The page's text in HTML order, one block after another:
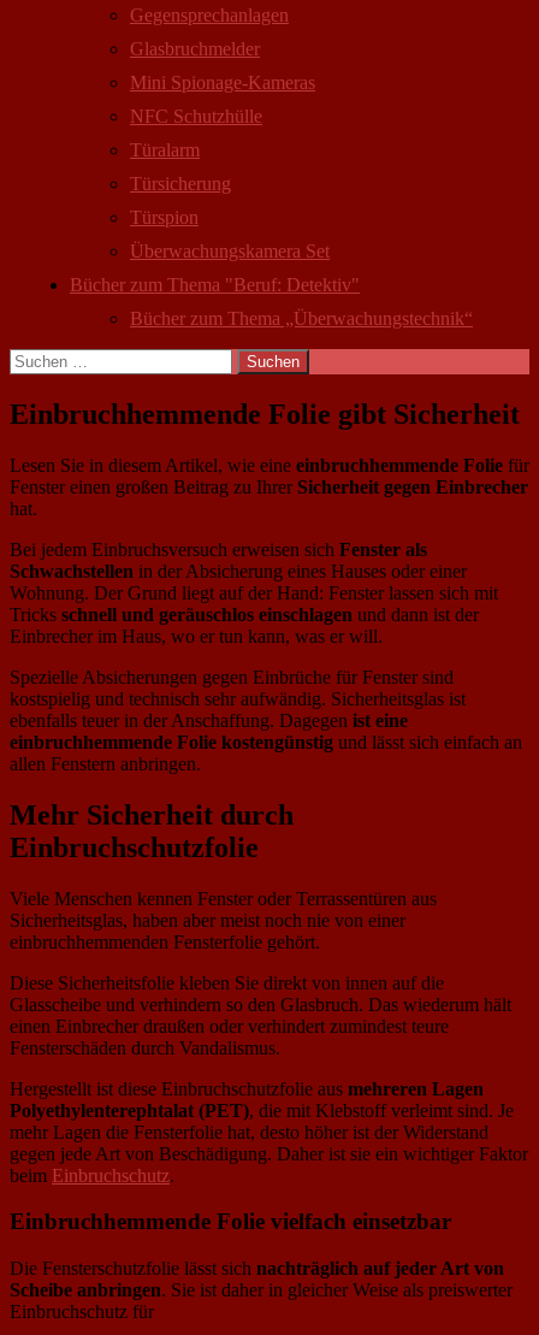
Gegensprechanlagen
Glasbruchmelder
Mini Spionage-Kameras
NFC Schutzhülle
Türalarm
Türsicherung
Türspion
Überwachungs­kamera Set
Bücher zum Thema "Beruf: Detektiv"
Bücher zum Thema „Überwachungstechnik“
Suchen
nach:
Einbruchhemmende Folie gibt Sicherheit
Lesen Sie in diesem Artikel, wie eine einbruchhemmende Folie für
Fenster einen großen Beitrag zu Ihrer Sicherheit gegen Einbrecher
hat.
Bei jedem Einbruchsversuch erweisen sich Fenster als
Schwachstellen in der Absicherung eines Hauses oder einer
Wohnung. Der Grund liegt auf der Hand: Fenster lassen sich mit
Tricks schnell und geräuschlos einschlagen und dann ist der
Einbrecher im Haus, wo er tun kann, was er will.
Spezielle Absicherungen gegen Einbrüche für Fenster sind
kostspielig und technisch sehr aufwändig. Sicherheitsglas ist
ebenfalls teuer in der Anschaffung. Dagegen ist eine
einbruchhemmende Folie kostengünstig und lässt sich einfach an
allen Fenstern anbringen.
Mehr Sicherheit durch
Einbruchschutzfolie
Viele Menschen kennen Fenster oder Terrassentüren aus
Sicherheitsglas, haben aber meist noch nie von einer
einbruchhemmenden Fensterfolie gehört.
Diese Sicherheitsfolie kleben Sie direkt von innen auf die
Glasscheibe und verhindern so den Glasbruch. Das wiederum hält
einen Einbrecher draußen oder verhindert zumindest teure
Fensterschäden durch Vandalismus.
Hergestellt ist diese Einbruchschutzfolie aus mehreren Lagen
Polyethylenterephtalat (PET), die mit Klebstoff verleimt sind. Je
mehr Lagen die Fensterfolie hat, desto höher ist der Widerstand
gegen jede Art von Beschädigung. Daher ist sie ein wichtiger Faktor
beim Einbruchschutz.
Einbruchhemmende Folie vielfach einsetzbar
Die Fensterschutzfolie lässt sich nachträglich auf jeder Art von
Scheibe anbringen. Sie ist daher in gleicher Weise als preiswerter
Einbruchschutz für